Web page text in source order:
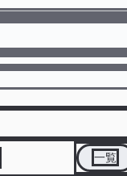
一覧